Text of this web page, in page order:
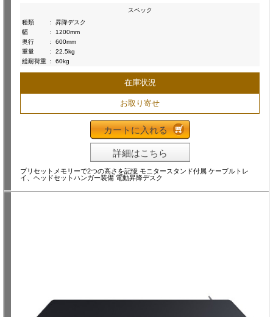
スペック
種類
:
昇降デスク
幅
:
1200mm
奥行
:
600mm
重量
:
22.5kg
総耐荷重 : 60kg
在庫状況
お取り寄せ
カートに入れる
詳細はこちら
プリセットメモリーで2つの高さを記憶 モニタースタンド付属 ケーブルトレ
イ、ヘッドセットハンガー装備 電動昇降デスク